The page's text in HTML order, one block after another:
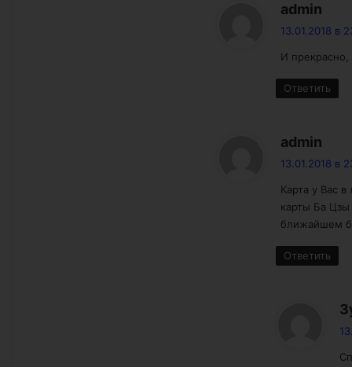
admin
13.01.2018 в
И прекрасно,
Ответить
admin
13.01.2018 в
Карта у Вас
карты Ба
ближайшем
Ответить